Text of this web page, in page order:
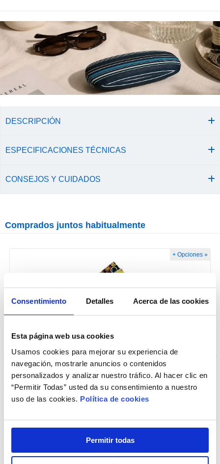
Consentimiento Detalles Acerca de las cookies
Esta página web usa cookies
Usamos cookies para mejorar su experiencia de
navegación, mostrarle anuncios o contenidos
personalizados y analizar nuestro tráfico. Al hacer clic en
“Permitir Todas” usted da su consentimiento a nuestro
uso de las cookies. Política de cookies
Permitir todas
DESCRIPCIÓN
ESPECIFICACIONES TÉCNICAS
CONSEJOS Y CUIDADOS
Comprados juntos habitualmente
Paño de Limpieza de Gafas Smiley
+ Opciones »